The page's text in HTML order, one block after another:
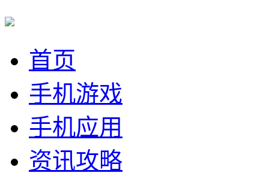
首页
手机游戏
手机应用
资讯攻略